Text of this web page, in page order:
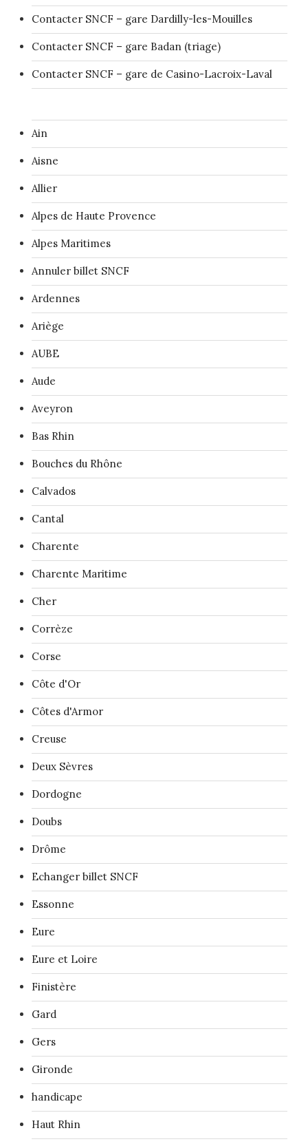
Contacter SNCF – gare Dardilly-les-Mouilles
Contacter SNCF – gare Badan (triage)
Contacter SNCF – gare de Casino-Lacroix-Laval
Ain
Aisne
Allier
Alpes de Haute Provence
Alpes Maritimes
Annuler billet SNCF
Ardennes
Ariège
AUBE
Aude
Aveyron
Bas Rhin
Bouches du Rhône
Calvados
Cantal
Charente
Charente Maritime
Cher
Corrèze
Corse
Côte d'Or
Côtes d'Armor
Creuse
Deux Sèvres
Dordogne
Doubs
Drôme
Echanger billet SNCF
Essonne
Eure
Eure et Loire
Finistère
Gard
Gers
Gironde
handicape
Haut Rhin